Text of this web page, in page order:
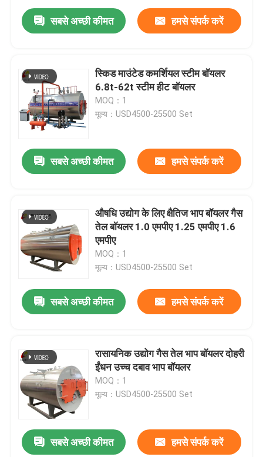
सबसे अच्छी कीमत हमसे संपर्क करें
स्किड माउंटेड कमर्शियल स्टीम बॉयलर
6.8t-62t स्टीम हीट बॉयलर
MOQ：1
मूल्य：USD4500-25500 Set
सबसे अच्छी कीमत हमसे संपर्क करें
औषधि उद्योग के लिए क्षैतिज भाप बॉयलर गैस
तेल बॉयलर 1.0 एमपीए 1.25 एमपीए 1.6
एमपीए
MOQ：1
मूल्य：USD4500-25500 Set
सबसे अच्छी कीमत हमसे संपर्क करें
रासायनिक उद्योग गैस तेल भाप बॉयलर दोहरी
ईंधन उच्च दबाव भाप बॉयलर
MOQ：1
मूल्य：USD4500-25500 Set
सबसे अच्छी कीमत हमसे संपर्क करें